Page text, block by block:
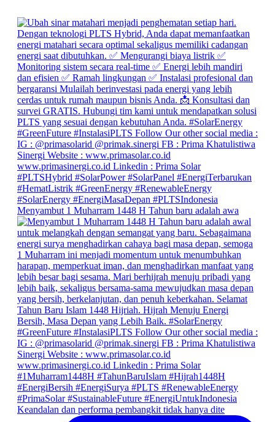
Menyambut 1 Muharram 1448 H Tahun baru adalah awa
Keandalan dan performa pembangkit tidak hanya dite